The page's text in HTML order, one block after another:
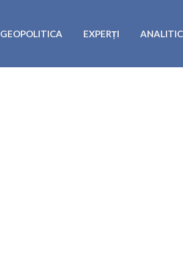
GEOPOLITICA EXPERȚI